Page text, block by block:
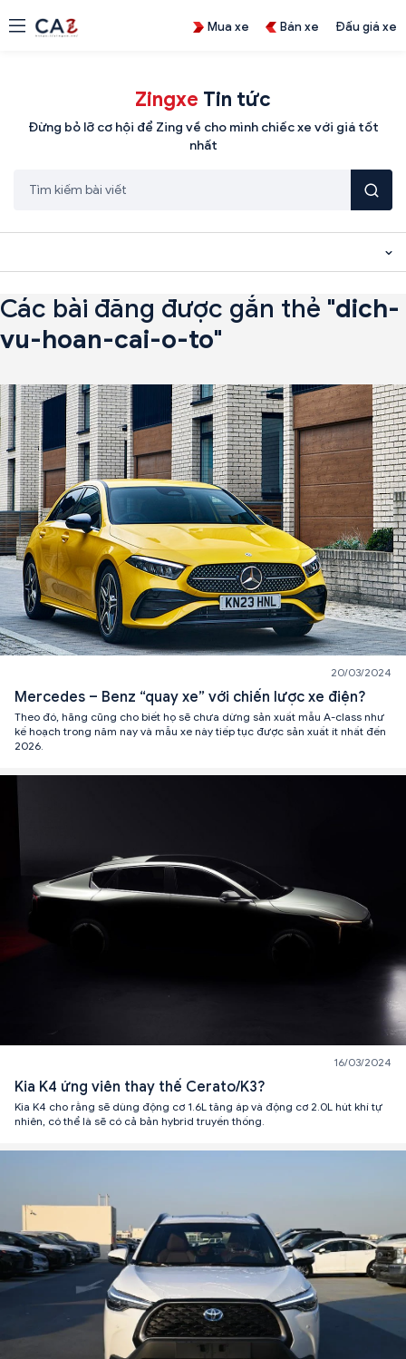
Mua xe Bán xe Đấu giá xe
Zingxe Tin tức
Đừng bỏ lỡ cơ hội để Zing về cho mình chiếc xe với giá tốt
nhất
Các bài đăng được gắn thẻ "dich-
vu-hoan-cai-o-to"
20/03/2024
Mercedes – Benz “quay xe” với chiến lược xe điện?
Theo đó, hãng cũng cho biết họ sẽ chưa dừng sản xuất mẫu A-class như
kế hoạch trong năm nay và mẫu xe này tiếp tục được sản xuất ít nhất đến
2026.
16/03/2024
Kia K4 ứng viên thay thế Cerato/K3?
Kia K4 cho rằng sẽ dùng động cơ 1.6L tăng áp và động cơ 2.0L hút khí tự
nhiên, có thể là sẽ có cả bản hybrid truyền thống.